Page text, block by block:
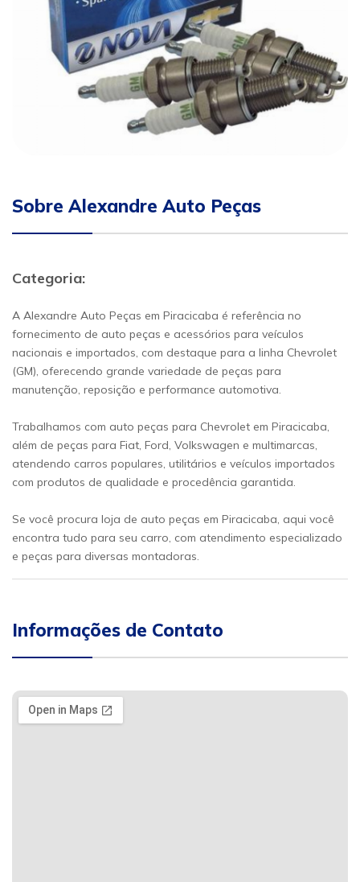
Sobre Alexandre Auto Peças
Categoria:
A Alexandre Auto Peças em Piracicaba é referência no
fornecimento de auto peças e acessórios para veículos
nacionais e importados, com destaque para a linha Chevrolet
(GM), oferecendo grande variedade de peças para
manutenção, reposição e performance automotiva.
Trabalhamos com auto peças para Chevrolet em Piracicaba,
além de peças para Fiat, Ford, Volkswagen e multimarcas,
atendendo carros populares, utilitários e veículos importados
com produtos de qualidade e procedência garantida.
Se você procura loja de auto peças em Piracicaba, aqui você
encontra tudo para seu carro, com atendimento especializado
e peças para diversas montadoras.
Informações de Contato